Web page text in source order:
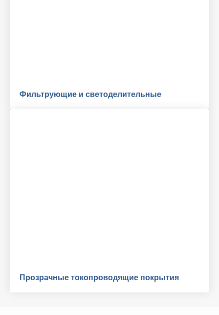
Фильтрующие и светоделительные
Прозрачные токопроводящие покрытия